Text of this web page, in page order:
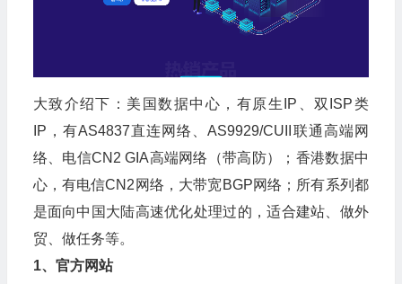
大致介绍下：美国数据中心，有原生IP、双ISP类
IP，有AS4837直连网络、AS9929/CUII联通高端网
络、电信CN2 GIA高端网络（带高防）；香港数据中
心，有电信CN2网络，大带宽BGP网络；所有系列都
是面向中国大陆高速优化处理过的，适合建站、做外
贸、做任务等。
1、官方网站